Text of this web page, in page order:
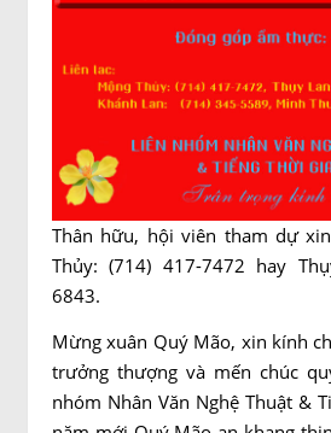
Thân hữu, hội viên tham dự
Thủy: (714) 417-7472 hay
6843.
Mừng xuân Quý Mão, xin kính
trưởng thượng và mến chúc
nhóm Nhân Văn Nghệ Thuật &